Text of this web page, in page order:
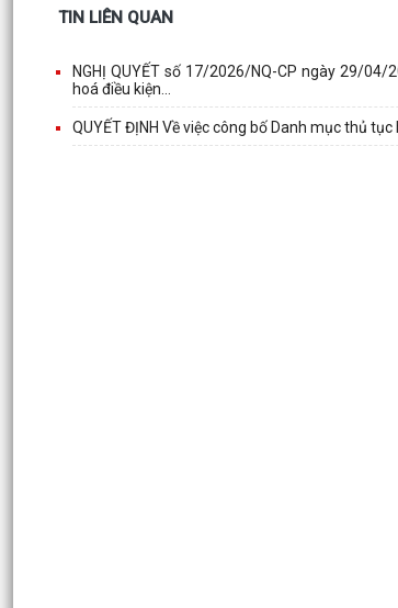
TIN LIÊN QUAN
NGHỊ QUYẾT số 17/2026/NQ-CP ngày 29/
hoá điều kiện...
QUYẾT ĐỊNH Về việc công bố Danh mục thủ